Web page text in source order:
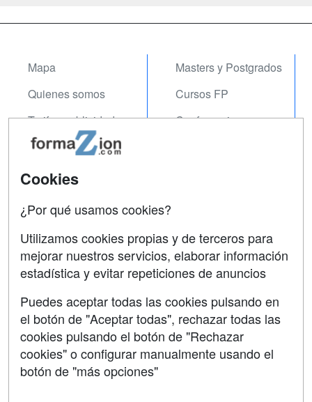
Mapa
Quienes somos
Tarifas publicidad
Acceso Usuarios
Acceso Centros
Masters y Postgrados
Cursos FP
Conferencias
Contactar
Confidencialidad
Aviso legal
Copyleft
Cookies
¿Por qué usamos cookies?
Utilizamos cookies propias y de terceros para
mejorar nuestros servicios, elaborar información
estadística y evitar repeticiones de anuncios
Puedes aceptar todas las cookies pulsando en
el botón de "Aceptar todas", rechazar todas las
cookies pulsando el botón de "Rechazar
cookies" o configurar manualmente usando el
botón de "más opciones"